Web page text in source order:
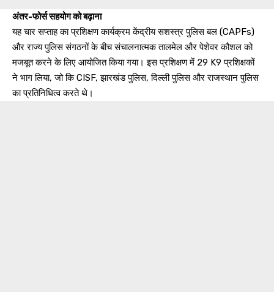
अंतर-फोर्स सहयोग को बढ़ाना
यह चार सप्ताह का प्रशिक्षण कार्यक्रम केंद्रीय सशस्त्र पुलिस बल (CAPFs)
और राज्य पुलिस संगठनों के बीच संचालनात्मक तालमेल और पेशेवर कौशल को
मजबूत करने के लिए आयोजित किया गया। इस प्रशिक्षण में 29 K9 प्रशिक्षकों
ने भाग लिया, जो कि CISF, झारखंड पुलिस, दिल्ली पुलिस और राजस्थान पुलिस
का प्रतिनिधित्व करते थे।